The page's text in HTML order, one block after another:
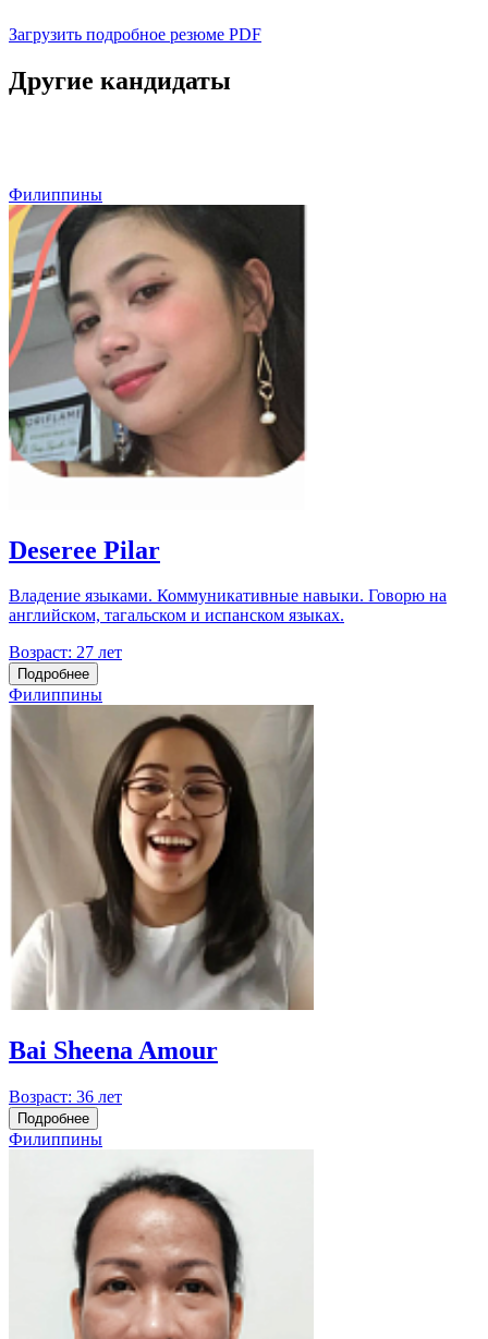
Загрузить подробное резюме PDF
Другие кандидаты
Филиппины
Deseree Pilar
Владение языками. Коммуникативные навыки. Говорю на
английском, тагальском и испанском языках.
Возраст: 27 лет
Подробнее
Филиппины
Bai Sheena Amour
Возраст: 36 лет
Подробнее
Филиппины